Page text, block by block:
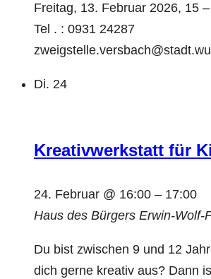
Freitag, 13. Februar 2026, 15
Tel . : 0931 24287
Di. 24
Kreativwerkstatt für
24. Februar @ 16:00 – 17:00
Haus des Bürgers Erwin-Wolf-
Du bist zwischen 9 und 12
dich gerne kreativ aus? Dann